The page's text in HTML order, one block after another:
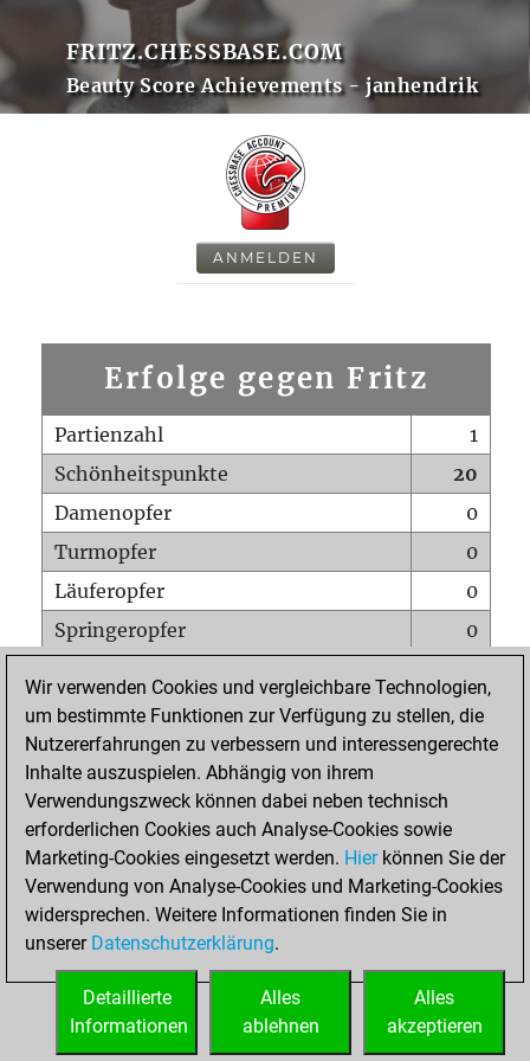
FRITZ.CHESSBASE.COM
Beauty Score Achievements - janhendrik
ANMELDEN
Erfolge gegen Fritz
Partienzahl
1
Schönheitspunkte
20
Damenopfer
0
Turmopfer
0
Läuferopfer
0
Springeropfer
0
Matt auf vollem Brett
0
Bauer setzt Matt
0
Erstickte Matts
Unterverwandlungen
Türme auf der siebten
0
STARTSEITE
Wir verwenden Cookies und vergleichbare Technologien,
um bestimmte Funktionen zur Verfügung zu stellen, die
Nutzererfahrungen zu verbessern und interessengerechte
Inhalte auszuspielen. Abhängig von ihrem
Verwendungszweck können dabei neben technisch
erforderlichen Cookies auch Analyse-Cookies sowie
Marketing-Cookies eingesetzt werden. Hierkönnen Sie der
Verwendung von Analyse-Cookies und Marketing-Cookies
widersprechen. Weitere Informationen finden Sie in
unserer Datenschutzerklärung.
Alles
akzeptieren
Alles
ablehnen
Detaillierte
Informationen